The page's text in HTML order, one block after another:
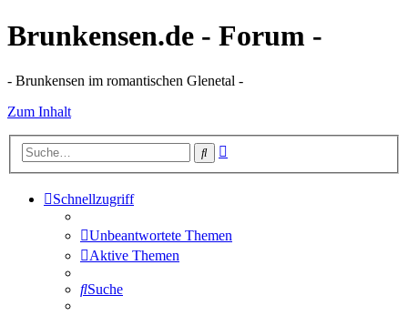
Brunkensen.de - Forum -
- Brunkensen im romantischen Glenetal -
Zum Inhalt
Suche
Schnellzugriff
Unbeantwortete Themen
Aktive Themen
Suche